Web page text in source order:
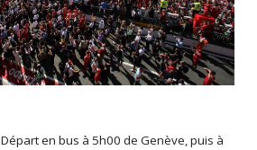
Départ en bus à 5h00 de Genève, puis à